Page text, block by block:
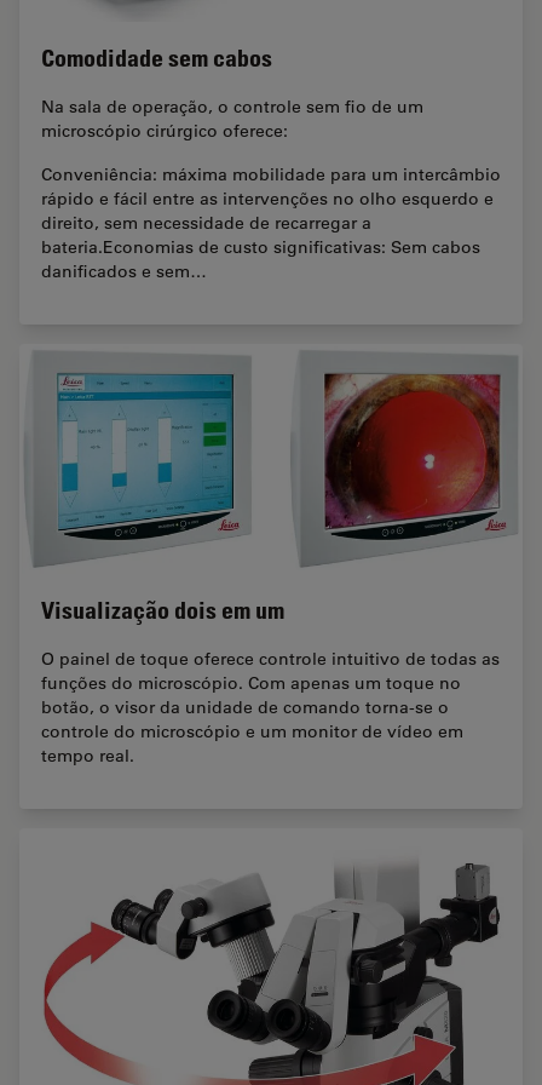
Comodidade sem cabos
Na sala de operação, o controle sem fio de um
microscópio cirúrgico oferece:
Conveniência: máxima mobilidade para um intercâmbio
rápido e fácil entre as intervenções no olho esquerdo e
direito, sem necessidade de recarregar a
bateria.Economias de custo significativas: Sem cabos
danificados e sem…
Visualização dois em um
O painel de toque oferece controle intuitivo de todas as
funções do microscópio. Com apenas um toque no
botão, o visor da unidade de comando torna-se o
controle do microscópio e um monitor de vídeo em
tempo real.